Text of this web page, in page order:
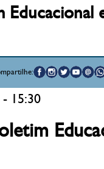
Educacional
15:30